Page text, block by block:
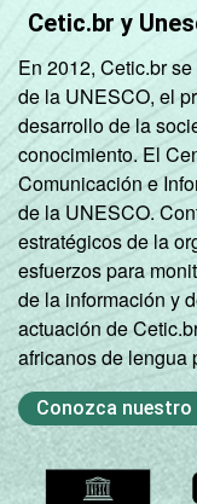
Cetic.br y
En 2012, Cetic.br
de la UNESCO, el
desarrollo de la
conocimiento. El
Comunicación e
de la UNESCO.
estratégicos de la
esfuerzos para
de la información y
actuación de
africanos de lengua
Conozca